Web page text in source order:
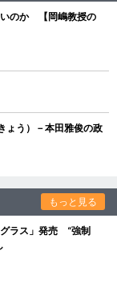
いのか 【岡嶋教授の
ょう）－本田雅俊の政
もっと見る
ラス」発売 “強制